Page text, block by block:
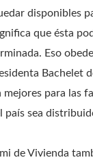
disponibles
que ésta
Eso
Bachelet
para las
país sea
de Vivienda